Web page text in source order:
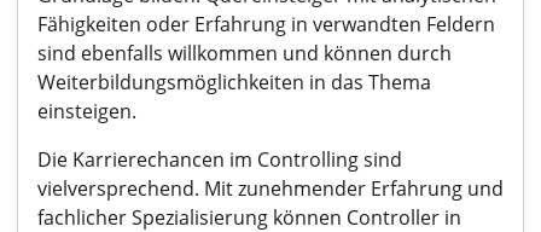
Fähigkeiten oder Erfahrung in verwandten Feldern
sind ebenfalls willkommen und können durch
Weiterbildungsmöglichkeiten in das Thema
einsteigen.
Die Karrierechancen im Controlling sind
vielversprechend. Mit zunehmender Erfahrung und
fachlicher Spezialisierung können Controller in